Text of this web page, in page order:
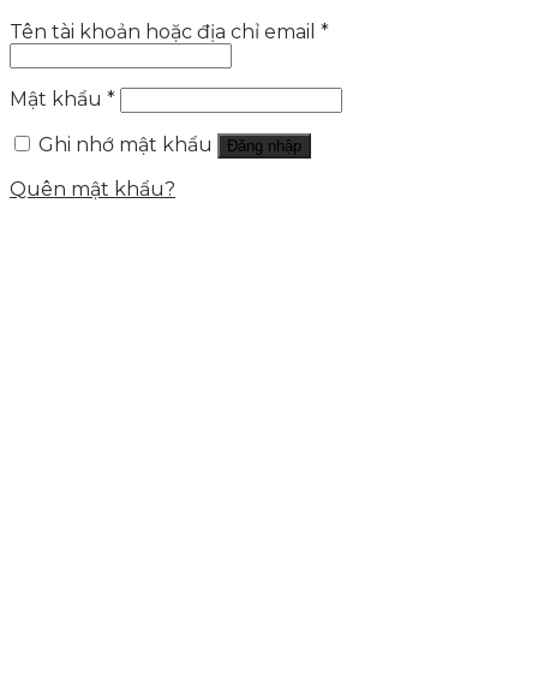
Tên tài khoản hoặc địa chỉ email *
Mật khẩu *
Ghi nhớ mật khẩu
Đăng nhập
Quên mật khẩu?